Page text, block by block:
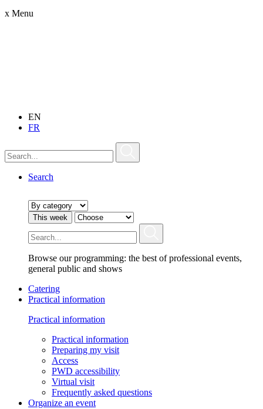
x Menu
EN
FR
Search
This week
Browse our programming: the best of professional events,
general public and shows
Catering
Practical information
Practical information
Practical information
Preparing my visit
Access
PWD accessibility
Virtual visit
Frequently asked questions
Organize an event